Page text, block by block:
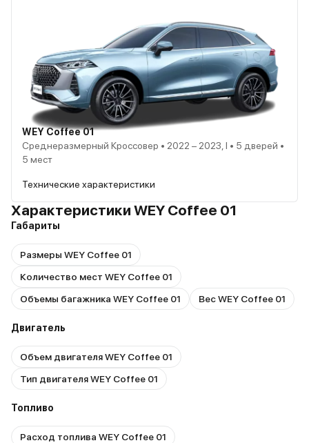
WEY Coffee 01
Среднеразмерный Кроссовер • 2022 – 2023, I • 5 дверей •
5 мест
Технические характеристики
Характеристики WEY Coffee 01
Габариты
Размеры WEY Coffee 01
Количество мест WEY Coffee 01
Объемы багажника WEY Coffee 01
Вес WEY Coffee 01
Двигатель
Объем двигателя WEY Coffee 01
Тип двигателя WEY Coffee 01
Топливо
Расход топлива WEY Coffee 01